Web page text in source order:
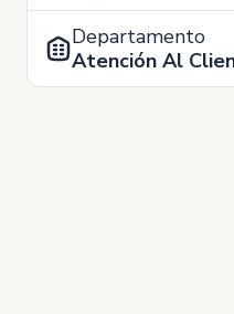
Departamento
Atención Al